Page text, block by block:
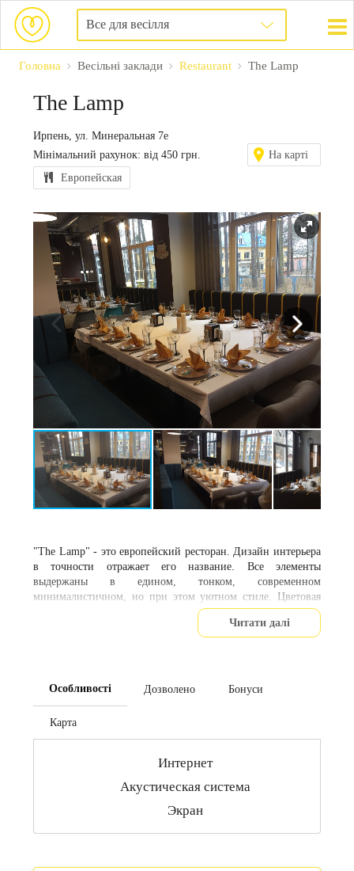
Все для весілля
Головна Весільні заклади Restaurant The Lamp
The Lamp
Ирпень, ул. Минеральная 7е
Мінімальний рахунок: від 450 грн.
Европейская
На карті
"The Lamp" - это европейский ресторан. Дизайн интерьера
в точности отражает его название. Все элементы
выдержаны в едином, тонком, современном
минималистичном, но при этом уютном стиле. Цветовая
гамма заведения подобрана таким образом, чтобы гости
могли расслабиться и спокойно насладиться
превосходно поднимает тонус и заряжает энергией. В
элегантности и хорошего настроения. Гости могут
принести алкоголь, напитки, фрукты по предварительной
Читати далі
Особливості Дозволено Бонуси
Карта
Интернет
Акустическая система
Экран